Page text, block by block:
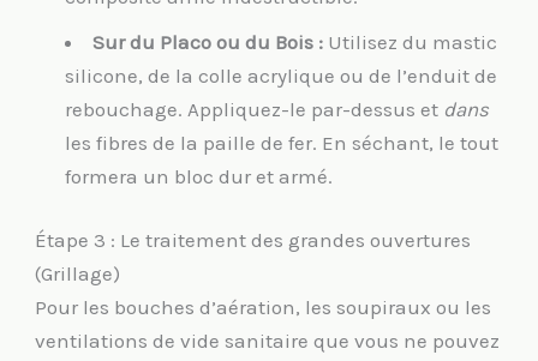
Sur du Placo ou du Bois : Utilisez du mastic
silicone, de la colle acrylique ou de l’enduit de
rebouchage. Appliquez-le par-dessus et dans
les fibres de la paille de fer. En séchant, le tout
formera un bloc dur et armé.
Étape 3 : Le traitement des grandes ouvertures
(Grillage)
Pour les bouches d’aération, les soupiraux ou les
ventilations de vide sanitaire que vous ne pouvez